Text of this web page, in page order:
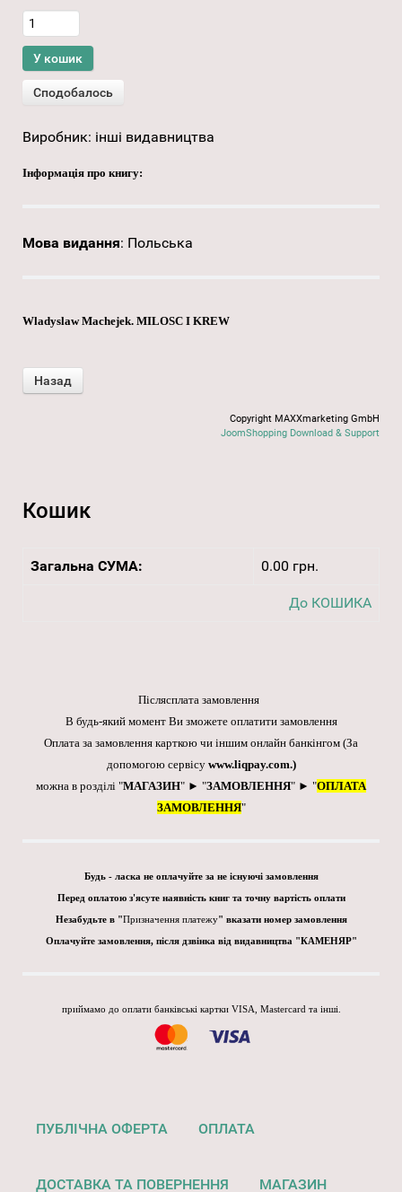
Виробник: інші видавництва
Інформація про книгу:
Мова видання: Польська
Wladyslaw Machejek. MILOSC I KREW
Copyright MAXXmarketing GmbH
JoomShopping Download & Support
Кошик
Загальна СУМА: 0.00 грн.
До КОШИКА
Післясплата замовлення
В будь-який момент Ви зможете оплатити замовлення
Оплата за замовлення карткою чи іншим онлайн банкінгом (За
допомогою сервісу www.liqpay.com.)
можна в розділі "МАГАЗИН" ► "ЗАМОВЛЕННЯ" ► "ОПЛАТА
ЗАМОВЛЕННЯ"
Будь - ласка не оплачуйте за не існуючі замовлення
Перед оплатою з'ясуте наявність книг та точну вартість оплати
Незабудьте в "Призначення платежу" вказати номер замовлення
Оплачуйте замовлення, після дзвінка від видавництва "КАМЕНЯР"
приймамо до оплати банківські картки VISA, Mastercard та інші.
ПУБЛІЧНА ОФЕРТА ОПЛАТА
ДОСТАВКА ТА ПОВЕРНЕННЯ МАГАЗИН